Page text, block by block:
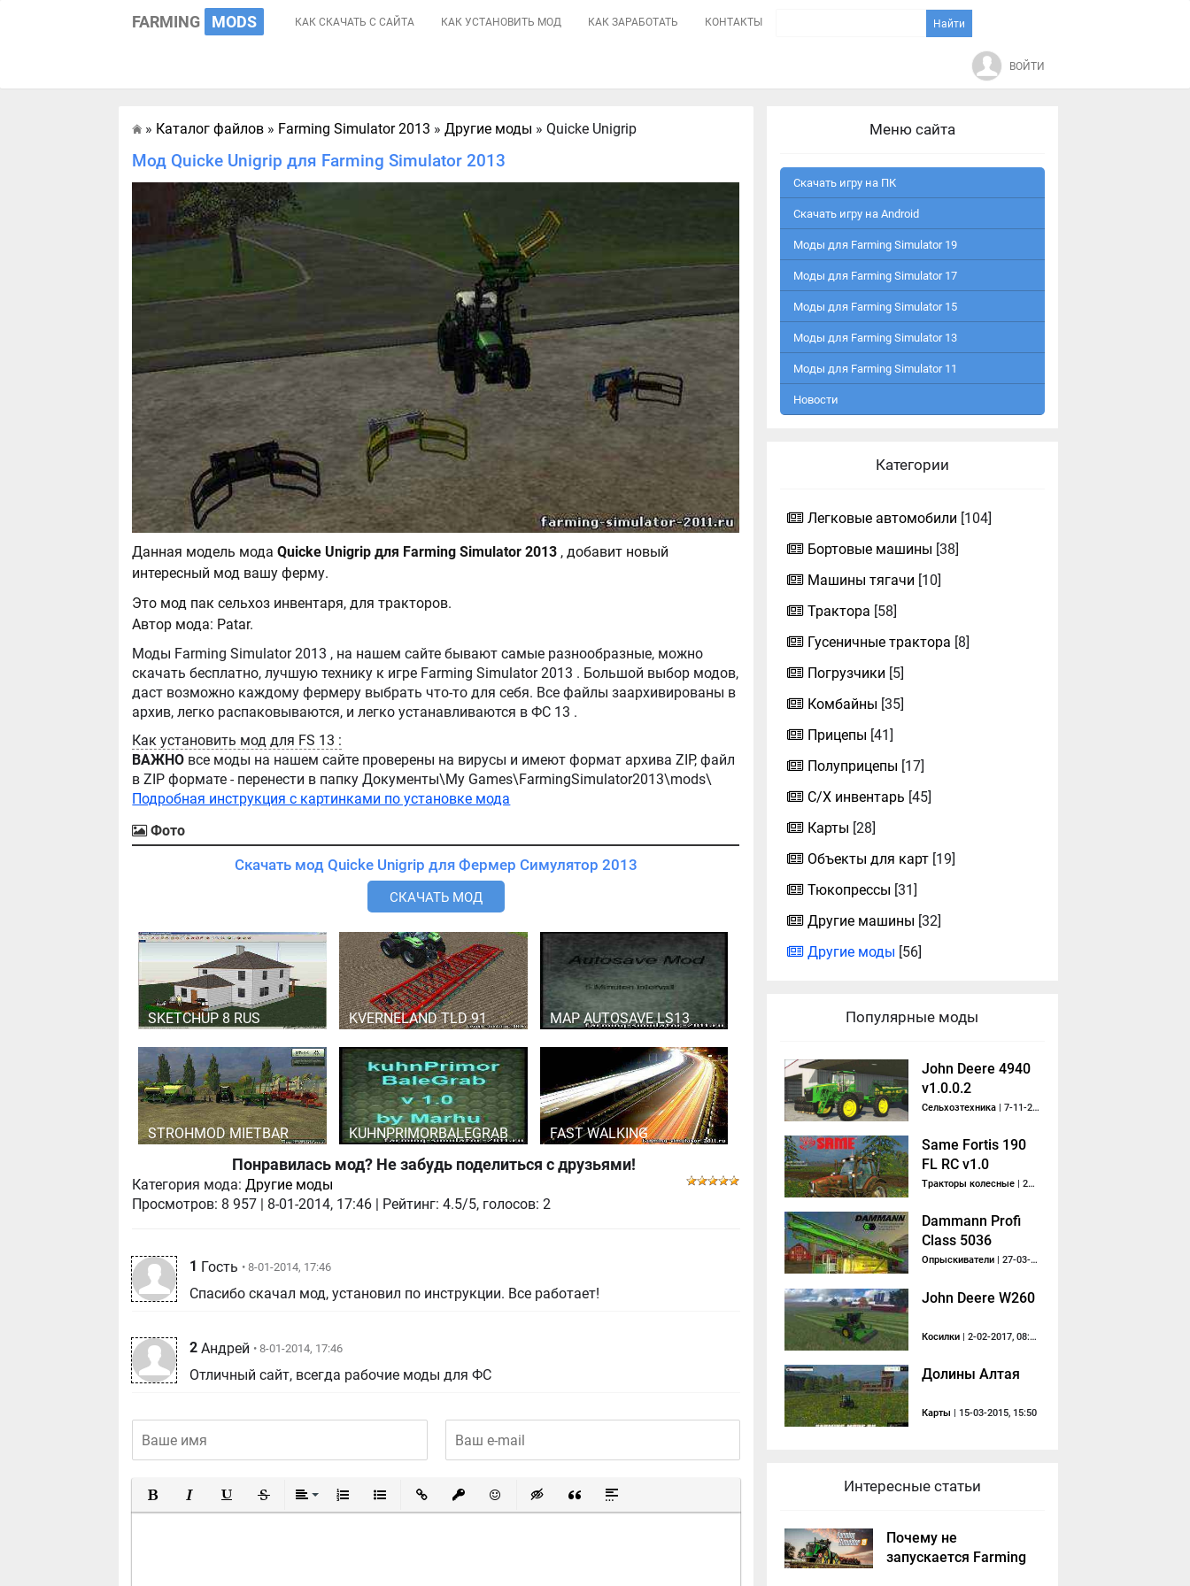
FARMING MODS КАК СКАЧАТЬ С САЙТА КАК УСТАНОВИТЬ МОД КАК ЗАРАБОТАТЬ КОНТАКТЫ
ВОЙТИ
Главная
» Каталог файлов » Farming Simulator 2013 »Другие моды » Quicke Unigrip
Мод Quicke Unigrip для Farming Simulator 2013
Данная модель мода Quicke Unigrip для Farming Simulator 2013 , добавит новый
интересный мод вашу ферму.
Это мод пак сельхоз инвентаря, для тракторов.
Автор мода: Patar.
Моды Farming Simulator 2013 , на нашем сайте бывают самые разнообразные, можно
скачать бесплатно, лучшую технику к игре Farming Simulator 2013 . Большой выбор модов,
даст возможно каждому фермеру выбрать что-то для себя. Все файлы заархивированы в
архив, легко распаковываются, и легко устанавливаются в ФС 13 .
Как установить мод для FS 13 :
ВАЖНО все моды на нашем сайте проверены на вирусы и имеют формат архива ZIP, файл
в ZIP формате - перенести в папку Документы\My Games\FarmingSimulator2013\mods\
Подробная инструкция с картинками по установке мода
Фото
Скачать мод Quicke Unigrip для Фермер Симулятор 2013
СКАЧАТЬ МОД
SKETCHUP 8 RUS KVERNELAND TLD 91 MAP AUTOSAVE LS13
STROHMOD MIETBAR KUHNPRIMORBALEGRAB FAST WALKING
Понравилась мод? Не забудь поделиться с друзьями!
Категория мода: Другие моды
Просмотров: 8 957 8-01-2014, 17:46 | Рейтинг: 4.5/5, голосов:2
1 Гость • 8-01-2014, 17:46
Спасибо скачал мод, установил по инструкции. Все работает!
2 Андрей • 8-01-2014, 17:46
Отличный сайт, всегда рабочие моды для ФС
Полужирный
КурсивПодчеркнутый
ЗачеркнутыйВыравнивание
Нумерованный список
Маркированный список
Вставить ссылку
Вставить защищенную ссылку
Вставить смайлик
Вставка скрытого текста
Вставка цитаты
Вставка спойлера
Меню сайта
Скачать игру на ПК
Скачать игру на Android
Моды для Farming Simulator 19
Моды для Farming Simulator 17
Моды для Farming Simulator 15
Моды для Farming Simulator 13
Моды для Farming Simulator 11
Новости
Категории
Легковые автомобили [104]
Бортовые машины [38]
Машины тягачи [10]
Трактора [58]
Гусеничные трактора [8]
Погрузчики [5]
Комбайны [35]
Прицепы [41]
Полуприцепы [17]
С/Х инвентарь [45]
Карты [28]
Объекты для карт [19]
Тюкопрессы [31]
Другие машины [32]
Другие моды [56]
Популярные моды
John Deere 4940
v1.0.0.2
Сельхозтехника | 7-11-2020, 13:05
Same Fortis 190
FL RC v1.0
Тракторы колесные | 22-12-2014, 15:49
Dammann Profi
Class 5036
Опрыскиватели | 27-03-2016, 21:47
John Deere W260
Косилки | 2-02-2017, 08:37
Долины Алтая
Карты | 15-03-2015, 15:50
Интересные статьи
Почему не
запускается Farming